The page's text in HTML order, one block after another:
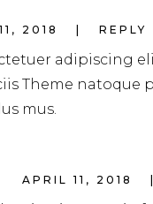
2018 REPLY
adipiscing
Theme natoque
mus.
APRIL 11, 2018